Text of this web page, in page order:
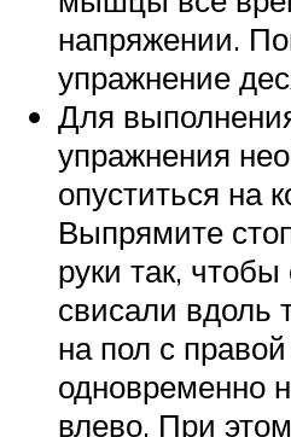
напряжении.
упражнение
Для
упражнения
опуститься на
Выпрямите
руки так,
свисали вдоль
на пол с
одновременно
влево. При